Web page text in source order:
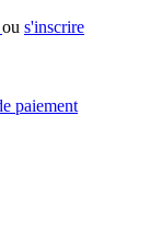
ou s'inscrire
paiement